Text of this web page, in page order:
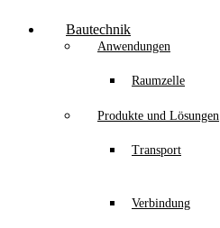
Bautechnik
Anwendungen
Raumzelle
Produkte und Lösungen
Transport
Verbindung